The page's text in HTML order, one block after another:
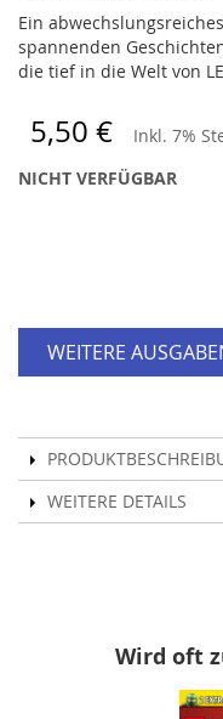
Ein
spannenden
die tief in die Welt von
5,50 € Inkl. 7%
NICHT VERFÜGBAR
WEITERE
WEITERE DETAILS
Wird oft